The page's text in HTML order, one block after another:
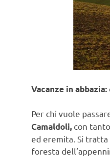
Vacanze in
Per chi vuole
Camaldoli, con
ed eremita. Si
foresta